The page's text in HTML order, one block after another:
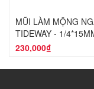
MŨI LÀM MỘNG
TIDEWAY - 1/
230,000₫